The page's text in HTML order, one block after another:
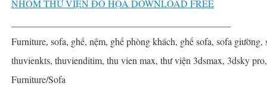
NHÓM THƯ VIỆN ĐỒ HỌA DOWNLOAD FREE
Furniture, sofa, ghế, nệm, ghế phòng khách, ghế sofa, sofa giường,
thuvienkts, thuvienditim, thu vien max, thư viện 3dsmax, 3dsky
Furniture/Sofa